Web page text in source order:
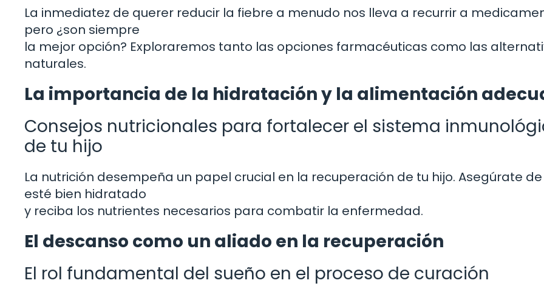
La inmediatez de querer reducir la fiebre a menudo nos lleva a recurrir a
pero ¿son siempre
la mejor opción? Exploraremos tanto las opciones farmacéuticas como las
naturales.
La importancia de la hidratación y la alimentación
Consejos nutricionales para fortalecer el sistema
de tu hijo
La nutrición desempeña un papel crucial en la recuperación de tu hijo. Asegúrate
esté bien hidratado
y reciba los nutrientes necesarios para combatir la enfermedad.
El descanso como un aliado en la recuperación
El rol fundamental del sueño en el proceso de curación